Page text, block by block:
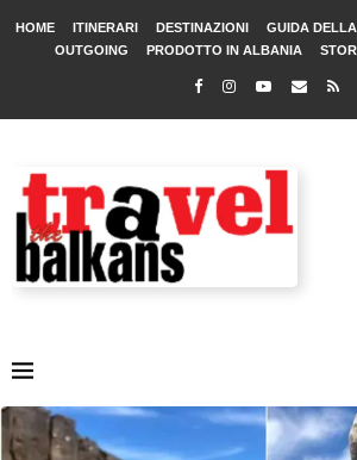
HOME ITINERARI DESTINAZIONI GUIDA
OUTGOING
PRODOTTO IN ALBANIA